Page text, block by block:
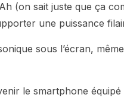
(on sait juste que ça
une puissance
sous l’écran,
le smartphone